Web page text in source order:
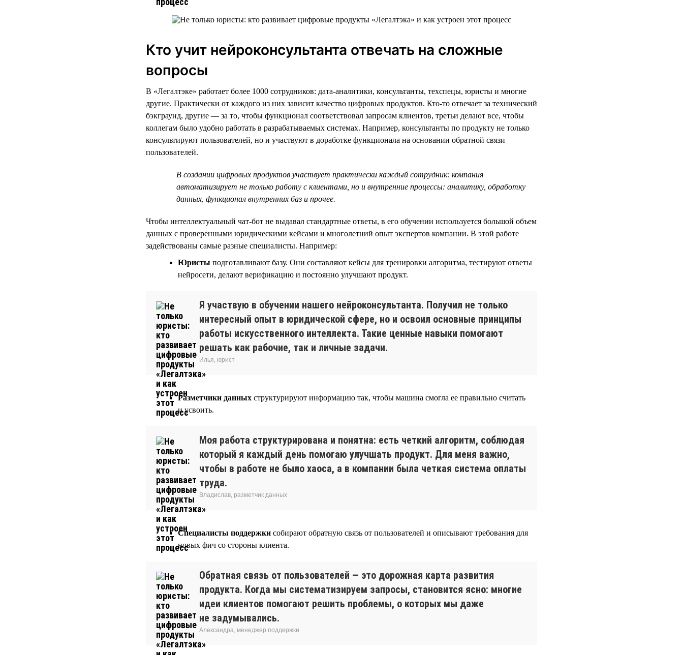
Кто учит нейроконсультанта отвечать на сложные
вопросы
В «Легалтэке» работает более 1000 сотрудников: дата-аналитики, консультанты, техспецы, юристы и многие
другие. Практически от каждого из них зависит качество цифровых продуктов. Кто-то отвечает за технический
бэкграунд, другие — за то, чтобы функционал соответствовал запросам клиентов, третьи делают все, чтобы
коллегам было удобно работать в разрабатываемых системах. Например, консультанты по продукту не только
консультируют пользователей, но и участвуют в доработке функционала на основании обратной связи
пользователей.
В создании цифровых продуктов участвует практически каждый сотрудник: компания
автоматизирует не только работу с клиентами, но и внутренние процессы: аналитику, обработку
данных, функционал внутренних баз и прочее.
Чтобы интеллектуальный чат-бот не выдавал стандартные ответы, в его обучении используется большой объем
данных с проверенными юридическими кейсами и многолетний опыт экспертов компании. В этой работе
задействованы самые разные специалисты. Например:
Юристы подготавливают базу. Они составляют кейсы для тренировки алгоритма, тестируют ответы
нейросети, делают верификацию и постоянно улучшают продукт.
Я участвую в обучении нашего нейроконсультанта. Получил не только
интересный опыт в юридической сфере, но и освоил основные принципы
работы искусственного интеллекта. Такие ценные навыки помогают
решать как рабочие, так и личные задачи.
Илья, юрист
Разметчики данных структурируют информацию так, чтобы машина смогла ее правильно считать
и усвоить.
Моя работа структурирована и понятна: есть четкий алгоритм, соблюдая
который я каждый день помогаю улучшать продукт. Для меня важно,
чтобы в работе не было хаоса, а в компании была четкая система оплаты
труда.
Владислав, разметчик данных
Специалисты поддержки собирают обратную связь от пользователей и описывают требования для
новых фич со стороны клиента.
Обратная связь от пользователей — это дорожная карта развития
продукта. Когда мы систематизируем запросы, становится ясно: многие
идеи клиентов помогают решить проблемы, о которых мы даже
не задумывались.
Александра, менеджер поддержки